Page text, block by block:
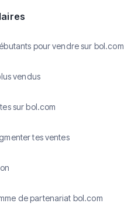
pour vendre sur bol.com
vendus
sur bol.com
tes ventes
de partenariat bol.com